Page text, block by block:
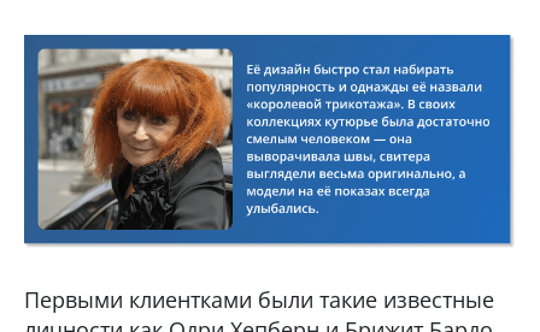
Первыми клиентками были такие известные